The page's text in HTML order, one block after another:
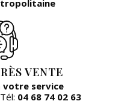
VENTE
votre service
04 68 74 02 63